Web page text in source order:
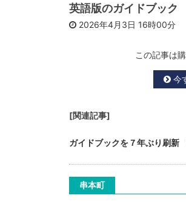
英語版のガイドブッ
2026年4月3日 16時00分
この記事は
今
[関連記事]
ガイドブックを７年ぶり刷
串本町